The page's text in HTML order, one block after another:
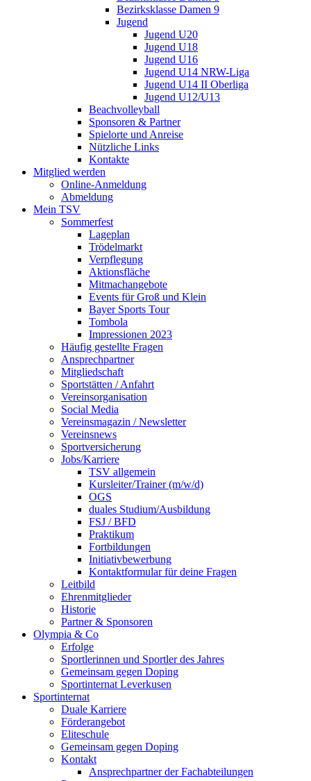
Bezirksklasse Damen 9
Jugend
Jugend U20
Jugend U18
Jugend U16
Jugend U14 NRW-Liga
Jugend U14 II Oberliga
Jugend U12/U13
Beachvolleyball
Sponsoren & Partner
Spielorte und Anreise
Nützliche Links
Kontakte
Mitglied werden
Online-Anmeldung
Abmeldung
Mein TSV
Sommerfest
Lageplan
Trödelmarkt
Verpflegung
Aktionsfläche
Mitmachangebote
Events für Groß und Klein
Bayer Sports Tour
Tombola
Impressionen 2023
Häufig gestellte Fragen
Ansprechpartner
Mitgliedschaft
Sportstätten / Anfahrt
Vereinsorganisation
Social Media
Vereinsmagazin / Newsletter
Vereinsnews
Sportversicherung
Jobs/Karriere
TSV allgemein
Kursleiter/Trainer (m/w/d)
OGS
duales Studium/Ausbildung
FSJ / BFD
Praktikum
Fortbildungen
Initiativbewerbung
Kontaktformular für deine Fragen
Leitbild
Ehrenmitglieder
Historie
Partner & Sponsoren
Olympia & Co
Erfolge
Sportlerinnen und Sportler des Jahres
Gemeinsam gegen Doping
Sportinternat Leverkusen
Sportinternat
Duale Karriere
Förderangebot
Eliteschule
Gemeinsam gegen Doping
Kontakt
Ansprechpartner der Fachabteilungen